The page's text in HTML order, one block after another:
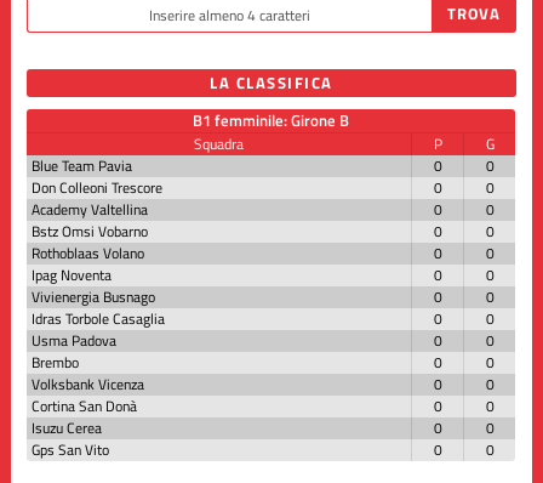
LA CLASSIFICA
B1 femminile: Girone B
Squadra P
G
Blue Team Pavia
0
0
Don Colleoni Trescore
0
0
Academy Valtellina
0
0
Bstz Omsi Vobarno
0
0
Rothoblaas Volano
0
0
Ipag Noventa
0
0
Vivienergia Busnago
0
0
Idras Torbole Casaglia
0
0
Usma Padova
0
0
Brembo
0
0
Volksbank Vicenza
0
0
Cortina San Donà
0
0
Isuzu Cerea
0
0
Gps San Vito
0 0